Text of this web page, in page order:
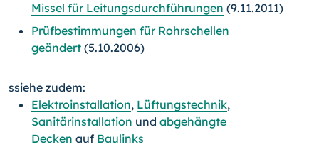
Missel für Leitungsdurchführungen (9.11.2011)
Prüfbestimmungen für Rohrschellen
geändert (5.10.2006)
ssiehe zudem:
Elektroinstallation, Lüftungstechnik,
Sanitärinstallation und abgehängte
Decken auf Baulinks